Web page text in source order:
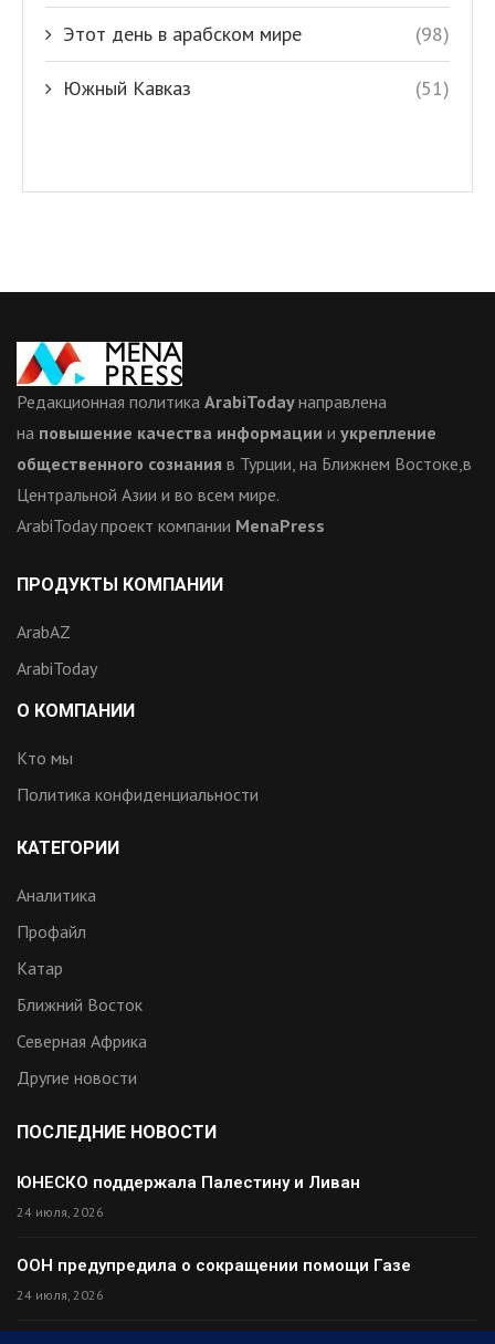
Этот день в арабском мире (98)
Южный Кавказ (51)
Редакционная политика ArabiTodayнаправлена
на повышение качества информации и укрепление
общественного сознания в Турции, на Ближнем Востоке,в
Центральной Азии и во всем мире.
ArabiToday проект компании MenaPress
ПРОДУКТЫ КОМПАНИИ
ArabAZ
ArabiToday
О КОМПАНИИ
Кто мы
Политика конфиденциальности
КАТЕГОРИИ
Аналитика
Профайл
Катар
Ближний Восток
Северная Африка
Другие новости
ПОСЛЕДНИЕ НОВОСТИ
ЮНЕСКО поддержала Палестину и Ливан
24 июля, 2026
ООН предупредила о сокращении помощи Газе
24 июля, 2026